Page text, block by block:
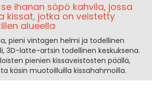
ihanan söpö kahvila, jossa
kissat, jotka on veistetty
alueella
pieni vintagen helmi ja todellinen
3D-latte-artsin todellinen keskuksena.
pienien kissaveistosten päällä,
käsin muotoilluilla kissahahmoilla.